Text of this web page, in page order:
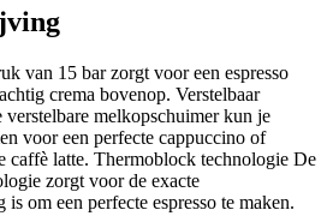
van 15 bar zorgt voor een espresso
crema bovenop. Verstelbaar
verstelbare melkopschuimer kun je
voor een perfecte cappuccino of
caffè latte. Thermoblock technologie De
zorgt voor de exacte
om een perfecte espresso te maken.